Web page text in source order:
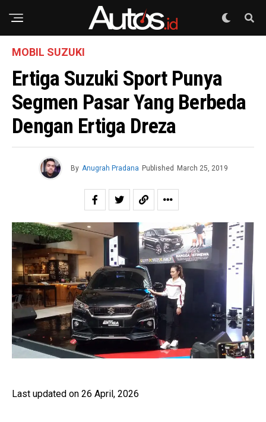
MOBIL SUZUKI
Ertiga Suzuki Sport Punya
Segmen Pasar Yang Berbeda
Dengan Ertiga Dreza
By Anugrah Pradana Published March 25, 2019
Last updated on 26 April, 2026